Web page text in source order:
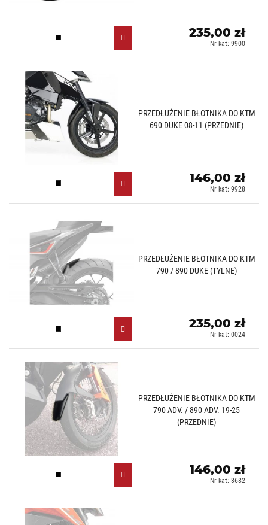
Czarny mat (J)
235,00 zł
Nr kat: 9900
PRZEDŁUŻENIE BŁOTNIKA DO KTM
690 DUKE 08-11 (PRZEDNIE)
Czarny (N)
146,00 zł
Nr kat: 9928
PRZEDŁUŻENIE BŁOTNIKA DO KTM
790 / 890 DUKE (TYLNE)
Czarny mat (J)
235,00 zł
Nr kat: 0024
PRZEDŁUŻENIE BŁOTNIKA DO KTM
790 ADV. / 890 ADV. 19-25
(PRZEDNIE)
Czarny (N)
146,00 zł
Nr kat: 3682